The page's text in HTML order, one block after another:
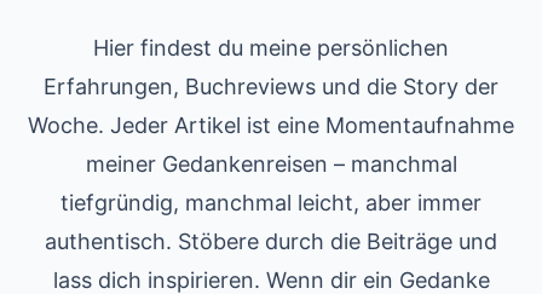
Hier findest du meine persönlichen
Erfahrungen, Buchreviews und die Story der
Woche. Jeder Artikel ist eine Momentaufnahme
meiner Gedankenreisen – manchmal
tiefgründig, manchmal leicht, aber immer
authentisch. Stöbere durch die Beiträge und
lass dich inspirieren. Wenn dir ein Gedanke